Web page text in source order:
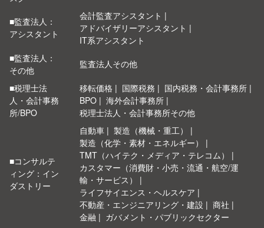
■監査法人：
アシスタント
会計監査アシスタント
アドバイザリーアシスタント
IT系アシスタント
■監査法人：
その他
監査法人その他
■税理士法
人・会計事務
所/BPO
移転価格 国際税務
国内税務・会計事務所
BPO
海外会計事務所
税理士法人・会計事務所その他
■コンサルテ
ィング：イン
ダストリー
自動車
製造（機械・重工）
製造（化学・素材・エネルギー）
TMT（ハイテク・メディア・テレコム）
カスタマー（消費財・小売・流通・航空/運
輸・サービス）
ライフサイエンス・ヘルスケア
不動産・エンジニアリング・建設
商社
金融
ガバメント・パブリックセクター